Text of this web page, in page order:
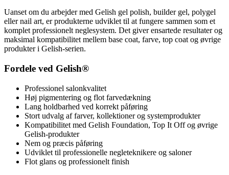
Uanset om du arbejder med Gelish gel polish, builder gel, polygel
eller nail art, er produkterne udviklet til at fungere sammen som et
komplet professionelt neglesystem. Det giver ensartede resultater og
maksimal kompatibilitet mellem base coat, farve, top coat og øvrige
produkter i Gelish-serien.
Fordele ved Gelish®
Professionel salonkvalitet
Høj pigmentering og flot farvedækning
Lang holdbarhed ved korrekt påføring
Stort udvalg af farver, kollektioner og systemprodukter
Kompatibilitet med Gelish Foundation, Top It Off og øvrige
Gelish-produkter
Nem og præcis påføring
Udviklet til professionelle negleteknikere og saloner
Flot glans og professionelt finish